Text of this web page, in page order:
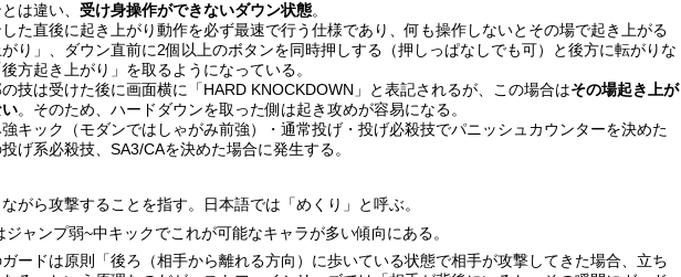
は違い、受け身操作ができないダウン状態。
た直後に起き上がり動作を必ず最速で行う仕様であり、何も操作しないとその場で起き上がる
がり」、ダウン直前に2個以上のボタンを同時押しする（押しっぱなしでも可）と後方に転がりな
方起き上がり」を取るようになっている。
技は受けた後に画面横に「HARD KNOCKDOWN」と表記されるが、この場合はその場起き上が
。そのため、ハードダウンを取った側は起き攻めが容易になる。
キック（モダンではしゃがみ前強）・通常投げ・投げ必殺技でパニッシュカウンターを決めた
げ系必殺技、SA3/CAを決めた場合に発生する。
がら攻撃することを指す。日本語では「めくり」と呼ぶ。
ジャンプ弱~中キックでこれが可能なキャラが多い傾向にある。
ードは原則「後ろ（相手から離れる方向）に歩いている状態で相手が攻撃してきた場合、立ち